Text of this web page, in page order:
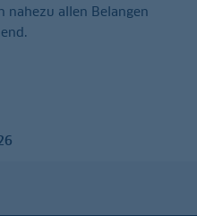
nahezu allen Belangen